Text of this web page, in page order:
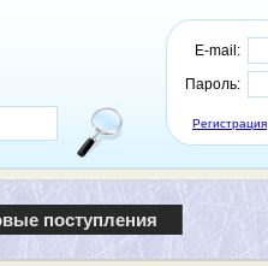
E-mail:
Пароль:
Регистрация
поступления